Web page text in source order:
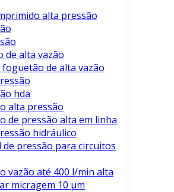
alta pressão
de alta vazão
de alta vazão
hda
alta pressão
de pressão alta em linha
hidráulico
pressão para circuitos
vazão até 400 l/min alta
micragem 10 μm